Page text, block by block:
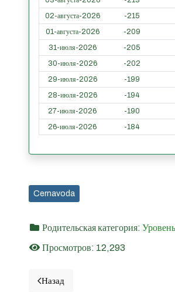
02-августа-2026
-215
01-августа-2026
-209
31-июля-2026
-205
30-июля-2026
-202
29-июля-2026
-199
28-июля-2026
-194
27-июля-2026
-190
26-июля-2026
-184
Cernavoda
Родительская категория:
Просмотров: 12,293
Предыдущий материал:
Назад